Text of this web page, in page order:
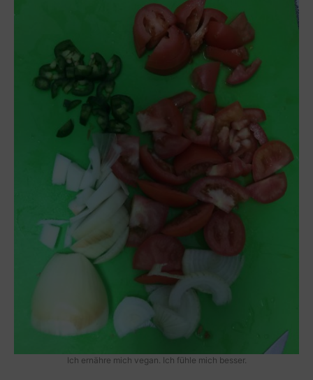
Ich ernähre mich vegan. Ich fühle mich besser.